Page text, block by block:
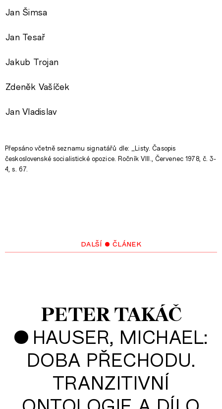
Jan Šimsa
Jan Tesař
Jakub Trojan
Zdeněk Vašíček
Jan Vladislav
Přepsáno včetně seznamu signatářů dle: _Listy. Časopis
československé socialistické opozice. Ročník VIII., Červenec 1978, č. 3-
4, s. 67.
další • článek
PETER TAKÁČ
• HAUSER, MICHAEL:
DOBA PŘECHODU.
TRANZITIVNÍ